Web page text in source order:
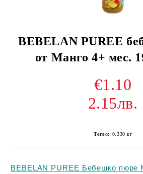
BEBELAN PUREE
от Манго 4+ мес.
€1.10
2.15лв.
Тегло: 0.330 кг
BEBELAN PUREE Бебешко пюре